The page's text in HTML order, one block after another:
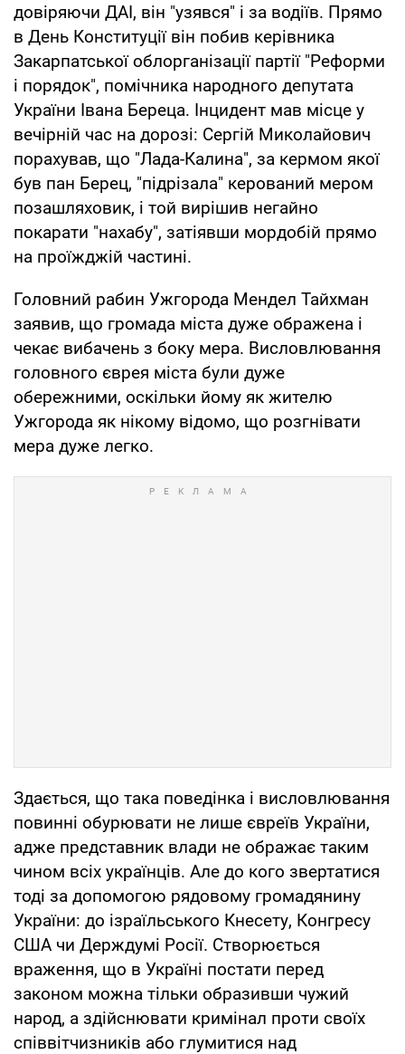
довіряючи ДАІ, він "узявся" і за водіїв. Прямо
в День Конституції він побив керівника
Закарпатської облорганізації партії "Реформи
і порядок", помічника народного депутата
України Івана Береца. Інцидент мав місце у
вечірній час на дорозі: Сергій Миколайович
порахував, що "Лада-Калина", за кермом якої
був пан Берец, "підрізала" керований мером
позашляховик, і той вирішив негайно
покарати "нахабу", затіявши мордобій прямо
на проїжджій частині.
Головний рабин Ужгорода Мендел Тайхман
заявив, що громада міста дуже ображена і
чекає вибачень з боку мера. Висловлювання
головного єврея міста були дуже
обережними, оскільки йому як жителю
Ужгорода як нікому відомо, що розгнівати
мера дуже легко.
Здається, що така поведінка і висловлювання
повинні обурювати не лише євреїв України,
адже представник влади не ображає таким
чином всіх українців. Але до кого звертатися
тоді за допомогою рядовому громадянину
України: до ізраїльського Кнесету, Конгресу
США чи Держдумі Росії. Створюється
враження, що в Україні постати перед
законом можна тільки образивши чужий
народ, а здійснювати кримінал проти своїх
співвітчизників або глумитися над